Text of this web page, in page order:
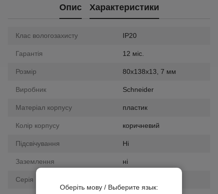
Опис Характеристики
Клас вологозахисту IP20
Гарантія 12 міс.
Розмір 80х138х13, 7 мм
Виробник Schneider
Матеріал корпусу пластик
Колір корпусу коричневий
Підсвічування Ні
Заземлення ні
Серія
Оберіть мову / Выберите язык: